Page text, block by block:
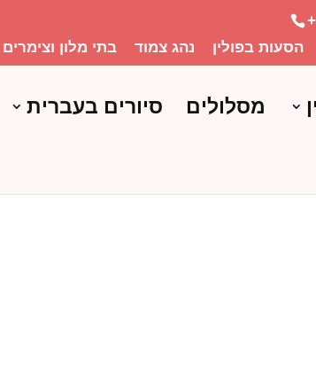
הסעות בפולין נהג צמוד בתי מלון וצימרים
מסלולים סיורים בעברית